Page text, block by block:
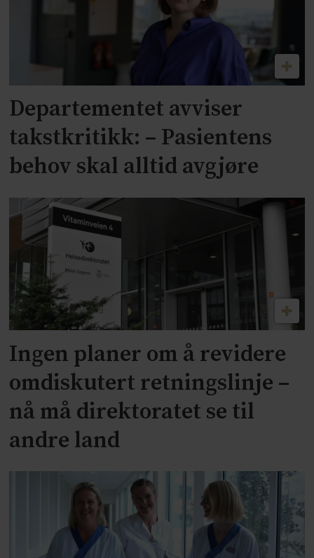
Departementet avviser
takstkritikk: – Pasientens
behov skal alltid avgjøre
Ingen planer om å revidere
omdiskutert retningslinje –
nå må direktoratet se til
andre land